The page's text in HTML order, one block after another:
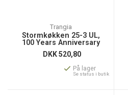
Trangia
Stormkøkken 25-3 UL,
100 Years Anniversary
DKK520,80
På lager
Se status i butik